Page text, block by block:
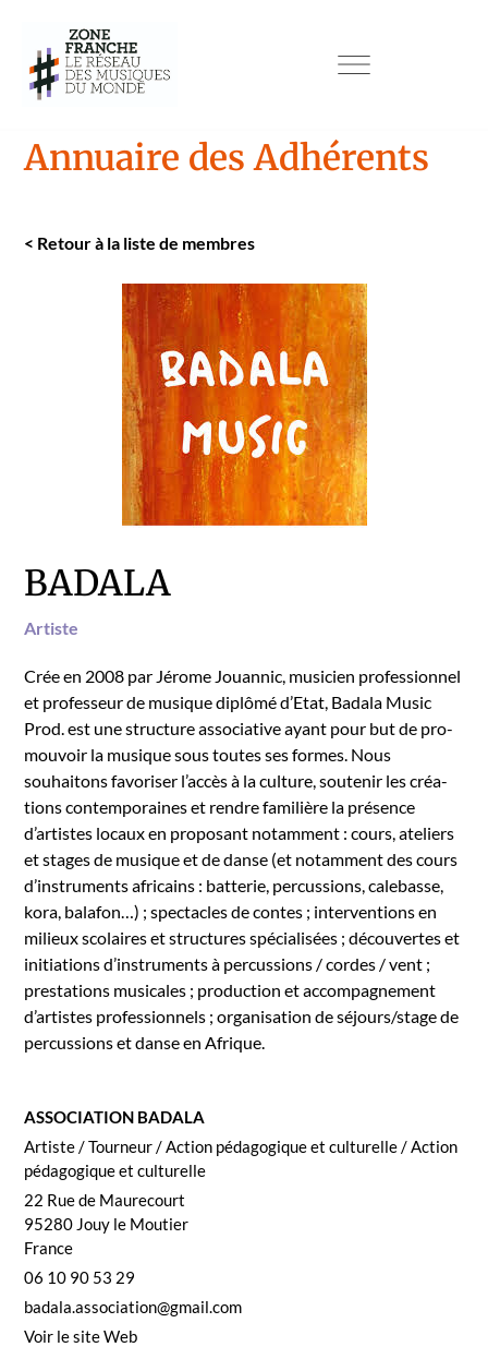
Annuaire des Adhérents
< Retour à la liste de mem­bres
ASSOCIATION BADALA
Artiste / Tourneur / Action péd­a­gogique et cul­turelle / Action
péd­a­gogique et cul­turelle
22 Rue de Mau­re­court
95280 Jouy le Mouti­er
France
06 10 90 53 29
badala.association@gmail.com
Voir le site Web
BADALA
Artiste
Crée en 2008 par Jérome Jouan­nic, musi­cien pro­fes­sion­nel
et pro­fesseur de musique diplômé d’E­tat, Badala Music
Prod. est une struc­ture asso­cia­tive ayant pour but de pro­
mou­voir la musique sous toutes ses formes. Nous
souhaitons favoris­er l’accès à la cul­ture, soutenir les créa­
tions con­tem­po­raines et ren­dre famil­ière la présence
d’artistes locaux en pro­posant notam­ment : cours, ate­liers
et stages de musique et de danse (et notam­ment des cours
d’instruments africains : bat­terie, per­cus­sions, cale­basse,
kora, bal­a­fon…) ; spec­ta­cles de con­tes ; inter­ven­tions en
milieux sco­laires et struc­tures spé­cial­isées ; décou­vertes et
ini­ti­a­tions d’instruments à per­cus­sions / cordes / vent ;
presta­tions musi­cales ; pro­duc­tion et accom­pa­g­ne­ment
d’artistes pro­fes­sion­nels ; organ­i­sa­tion de séjours/stage de
per­cus­sions et danse en Afrique.